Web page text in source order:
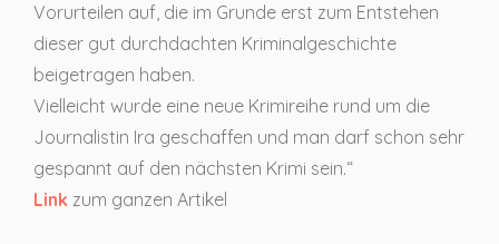
Vorurteilen auf, die im Grunde erst zum Entstehen
dieser gut durchdachten Kriminalgeschichte
beigetragen haben.
Vielleicht wurde eine neue Krimireihe rund um die
Journalistin Ira geschaffen und man darf schon sehr
gespannt auf den nächsten Krimi sein.“
Link zum ganzen Artikel